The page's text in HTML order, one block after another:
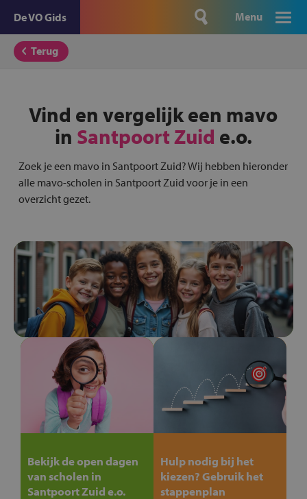
De VO Gids Menu
Terug
Vind en vergelijk een mavo
in Santpoort Zuid e.o.
Zoek je een mavo in Santpoort Zuid? Wij hebben hieronder
alle mavo-scholen in Santpoort Zuid voor je in een
overzicht gezet.
Bekijk de open dagen
van scholen in
Santpoort Zuid e.o.
Hulp nodig bij het
kiezen? Gebruik het
stappenplan